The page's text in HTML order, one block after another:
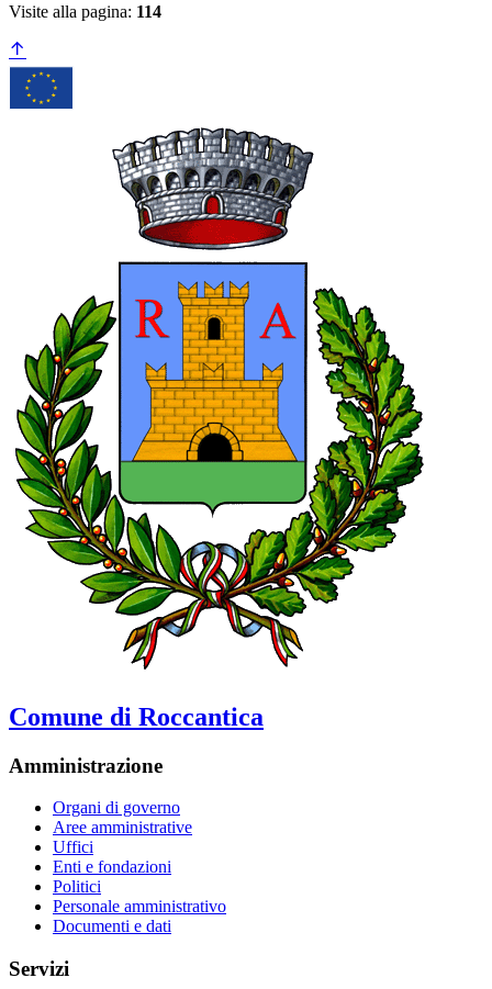
Visite alla pagina: 114
Comune di Roccantica
Amministrazione
Organi di governo
Aree amministrative
Uffici
Enti e fondazioni
Politici
Personale amministrativo
Documenti e dati
Servizi